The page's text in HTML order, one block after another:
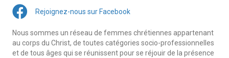
Rejoignez-nous sur Facebook
Nous sommes un réseau de femmes chrétiennes appartenant
au corps du Christ, de toutes catégories socio-professionnelles
et de tous âges qui se réunissent pour se réjouir de la présence